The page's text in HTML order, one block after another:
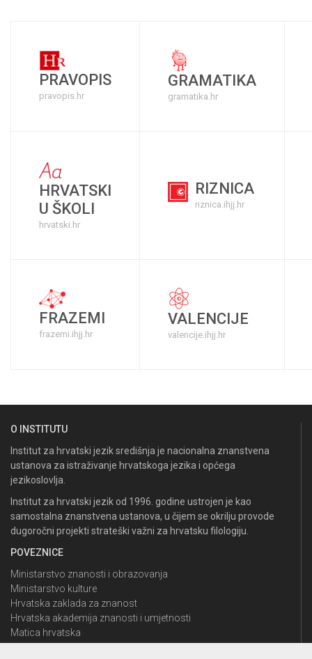
PRAVOPIS
pravopis.hr
GRAMATIKA
gramatika.hr
HRVATSKI
U ŠKOLI
hrvatski.hr
RIZNICA
riznica.ihjj.hr
FRAZEMI
frazemi.ihjj.hr
VALENCIJE
valencije.ihjj.hr
O INSTITUTU
Institut za hrvatski jezik središnja je nacionalna znanstvena
ustanova za istraživanje hrvatskoga jezika i općega
jezikoslovlja.
Institut za hrvatski jezik od 1996. godine ustrojen je kao
samostalna znanstvena ustanova, u čijem se okrilju provode
dugoročni projekti strateški važni za hrvatsku filologiju.
POVEZNICE
Ministarstvo znanosti i obrazovanja
Ministarstvo kulture
Hrvatska zaklada za znanost
Hrvatska akademija znanosti i umjetnosti
Matica hrvatska